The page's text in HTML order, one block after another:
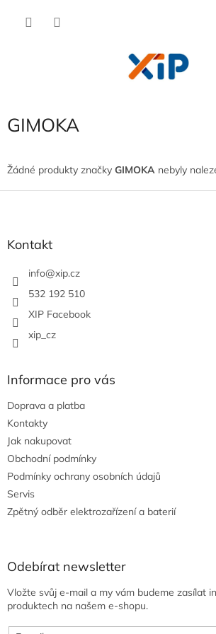
GIMOKA
Žádné produkty značky GIMOKA nebyly
Kontakt
info@xip.cz
532 192 510
XIP Facebook
xip_cz
Informace pro vás
Doprava a platba
Kontakty
Jak nakupovat
Obchodní podmínky
Podmínky ochrany osobních údajů
Servis
Zpětný odběr elektrozařízení a baterií
Odebírat newsletter
Vložte svůj e-mail a my vám budeme zasílat
produktech na našem e-shopu.